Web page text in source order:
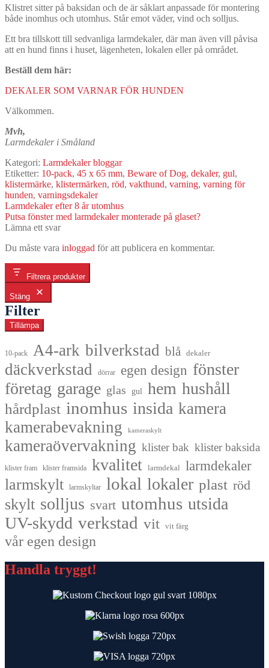
Klistret sitter på baksidan och de är såklart anpassade för montering
både inomhus och utomhus. Står emot väder, vind och solljus.
Ett bra tillskott till sedvanliga larmdekaler, där man även vill påvisa
att en hund finns i huset, lägenheten, lokalen eller på området.
Beställ dem här:
DEKALER SOM VARNAR FÖR HUNDEN
Välkommen.
Mvh,
Larmdekaler i Småland
Kategori: Larmdekaler bloggar
Etiketter: 10-pack, 45 x 65 mm, Beware of Dog, dekaler, gul,
klistermärke, klistermärken, röd, vakthund, varning, varning för
hunden, varningsdekaler
Inläggsnavigering
Föregående
inlägg:
Larmdekaler efter 8 år utomhus
Nästa
inlägg:
Putsa fönster med larmdekaler monterade på glaset?
Lämna ett svar
Du måste vara inloggad för att publicera en kommentar.
Filtrera produkter
Stäng
Filter
Tillämpa
10-pack A4-ark bilverkstad blå dekaler
däckverkstad dörrar egen design fönster
företag garage glas gul hem hushåll
hårdplast inomhus insida kamera
kamerabevakning
kameraskylt
kameraövervakning klister bak klister baksida
klister fram klister framsida kvalitet larmdekal larmdekaler
larmskylt larmskyltar lokal lokaler plast röd
skylt solljus svart utomhus utsida
UV-skydd verkstad vit vit färg
vår egen design
Handla tryggt!